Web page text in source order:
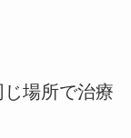
場所で治療